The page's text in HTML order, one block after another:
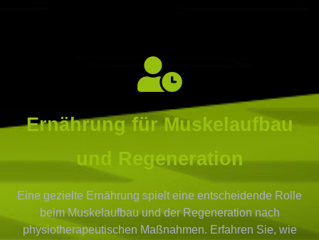
Ernährung für Muskelaufbau
und Regeneration
Eine gezielte Ernährung spielt eine entscheidende Rolle
beim Muskelaufbau und der Regeneration nach
physiotherapeutischen Maßnahmen. Erfahren Sie, wie